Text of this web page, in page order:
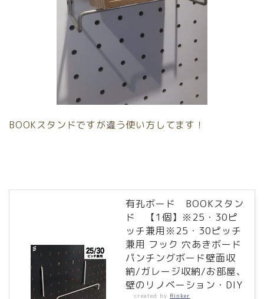
BOOKスタンドですが違う使い方してます！
有孔ボード BOOKスタン
ド 【1個】※25・30ピ
ッチ兼用※25・30ピッチ
兼用 フック 穴あきボード
パンチングボード壁面収
納/ガレージ収納/お部屋、
壁のリノベーション・DIY
created by Rinker